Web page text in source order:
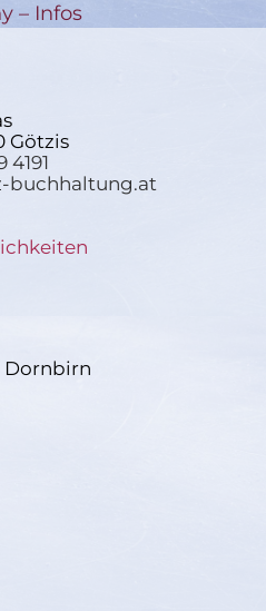
– Infos
Götzis
4191
buchhaltung.at
Dornbirn